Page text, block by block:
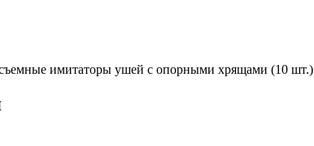
имитаторы ушей с опорными хрящами (10 шт.)